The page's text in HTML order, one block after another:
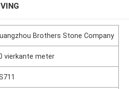
Brothers Stone Company
vierkante meter